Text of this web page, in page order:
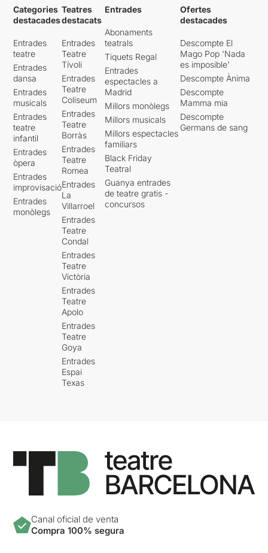
Categories
destacades
Entrades
teatre
Entrades
dansa
Entrades
musicals
Entrades
teatre
infantil
Entrades
òpera
Entrades
improvisació
Entrades
monòlegs
Teatres
destacats
Entrades
Teatre
Tívoli
Entrades
Teatre
Coliseum
Entrades
Teatre
Borràs
Entrades
Teatre
Romea
Entrades
La
Villarroel
Entrades
Teatre
Condal
Entrades
Teatre
Victòria
Entrades
Teatre
Apolo
Entrades
Teatre
Goya
Entrades
Espai
Texas
Entrades
Abonaments
teatrals
Tiquets Regal
Entrades
espectacles a
Madrid
Millors monòlegs
Millors musicals
Millors espectacles
familiars
Black Friday
Teatral
Guanya entrades
de teatre gratis -
concursos
Ofertes
destacades
Descompte El
Mago Pop 'Nada
es imposible'
Descompte Ànima
Descompte
Mamma mia
Descompte
Germans de sang
Canal oficial de venta
Compra 100% segura